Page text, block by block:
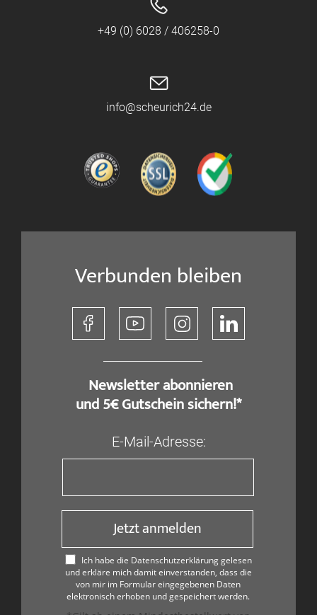
+49 (0) 6028 / 406258-0
info@scheurich24.de
Verbunden bleiben
​ Newsletter abonnieren
und 5€ Gutschein sichern!*
E-Mail-Adresse:
Jetzt anmelden
Ich habe die Datenschutzerklärung gelesen
und erkläre mich damit einverstanden, dass die
von mir im Formular eingegebenen Daten
elektronisch erhoben und gespeichert werden.